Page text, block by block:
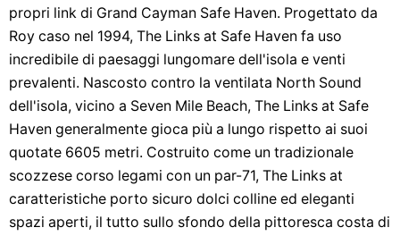
propri link di Grand Cayman Safe Haven. Progettato da
Roy caso nel 1994, The Links at Safe Haven fa uso
incredibile di paesaggi lungomare dell'isola e venti
prevalenti. Nascosto contro la ventilata North Sound
dell'isola, vicino a Seven Mile Beach, The Links at Safe
Haven generalmente gioca più a lungo rispetto ai suoi
quotate 6605 metri. Costruito come un tradizionale
scozzese corso legami con un par-71, The Links at
caratteristiche porto sicuro dolci colline ed eleganti
spazi aperti, il tutto sullo sfondo della pittoresca costa di